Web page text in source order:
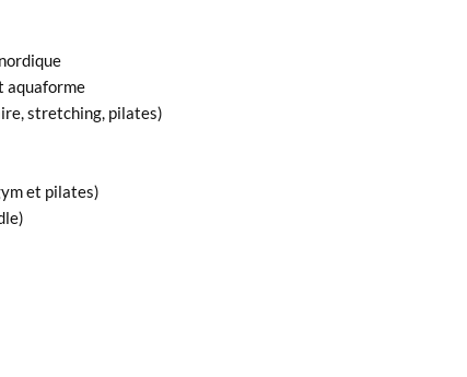
aquaforme
stretching, pilates)
et pilates)